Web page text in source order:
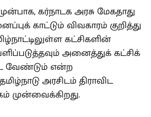
கர்நாடக அரசு மேகதாது
காட்டும் விவகாரம் குறித்து
கட்சிகளின்
அனைத்துக் கட்சிக்
வேண்டும் என்ற
அரசிடம் திராவிட
முன்வைக்கிறது.